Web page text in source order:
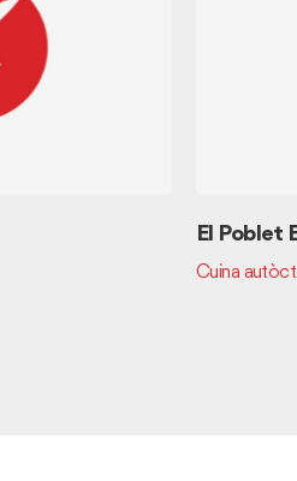
El Poblet
Cuina